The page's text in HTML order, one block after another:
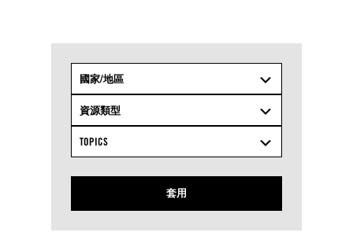
國家/地區
資源類型
TOPICS
套用